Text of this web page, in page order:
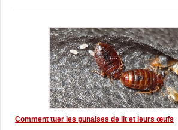
Comment tuer les punaises de lit et leurs œufs